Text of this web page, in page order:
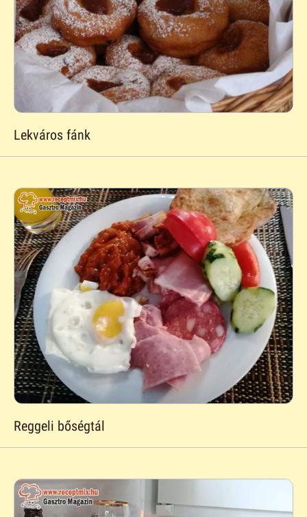
Lekváros fánk
Reggeli bőségtál